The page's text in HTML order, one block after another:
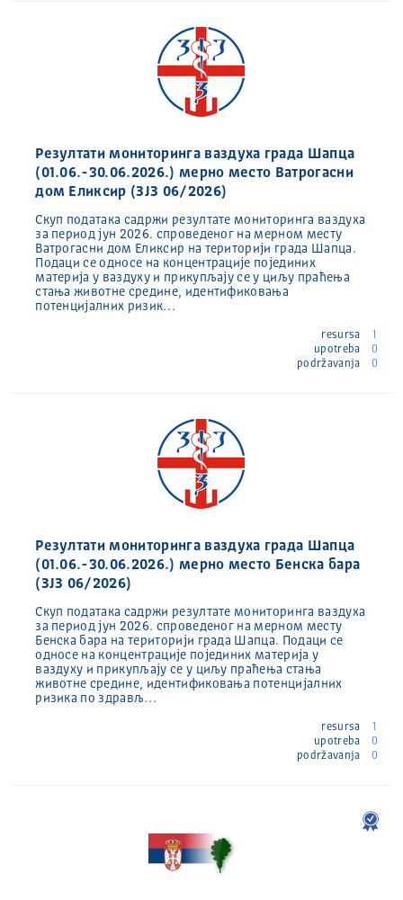
Резултати мониторинга ваздуха града Шапца
(01.06.-30.06.2026.) мерно место Ватрогасни
дом Еликсир (ЗЈЗ 06/2026)
Скуп података садржи резултате мониторинга ваздуха
за период јун 2026. спроведеног на мерном месту
Ватрогасни дом Еликсир на територији града Шапца.
Подаци се односе на концентрације појединих
материја у ваздуху и прикупљају се у циљу праћења
стања животне средине, идентификовања
потенцијалних ризик…
resursa
1
upotreba
0
podržavanja
0
Резултати мониторинга ваздуха града Шапца
(01.06.-30.06.2026.) мерно место Бенска бара
(ЗЈЗ 06/2026)
Скуп података садржи резултате мониторинга ваздуха
за период јун 2026. спроведеног на мерном месту
Бенска бара на територији града Шапца. Подаци се
односе на концентрације појединих материја у
ваздуху и прикупљају се у циљу праћења стања
животне средине, идентификовања потенцијалних
ризика по здрављ…
resursa
1
upotreba
0
podržavanja
0